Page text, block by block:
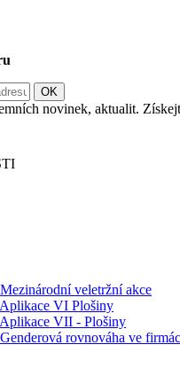
novinek, aktualit.
veletržní akce
VI Plošiny
VII - Plošiny
rovnováha ve